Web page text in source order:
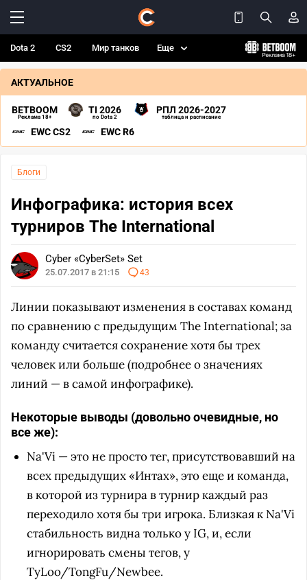
Dota 2 CS2 Мир танков Еще
АКТУАЛЬНОЕ
BETBOOM
Реклама 18+
TI 2026
по Dota 2
РПЛ 2026-2027
таблица и расписание
EWC CS2 EWC R6
Блоги
Инфографика: история всех
турниров The International
Cyber «CyberSet» Set
25.07.2017 в 21:15 43
Линии показывают изменения в составах команд
по сравнению с предыдущим The International; за
команду считается сохранение хотя бы трех
человек или больше (подробнее о значениях
линий — в самой инфографике).
Некоторые выводы (довольно очевидные, но
все же):
Na'Vi — это не просто тег, присутствовавший на
всех предыдущих «Интах», это еще и команда,
в которой из турнира в турнир каждый раз
переходило хотя бы три игрока. Близкая к Na'Vi
стабильность видна только у IG, и, если
игнорировать смены тегов, у
TyLoo/TongFu/Newbee.